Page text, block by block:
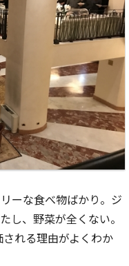
ーな食べ物ばかり。ジ
し、野菜が全くない。
れる理由がよくわか